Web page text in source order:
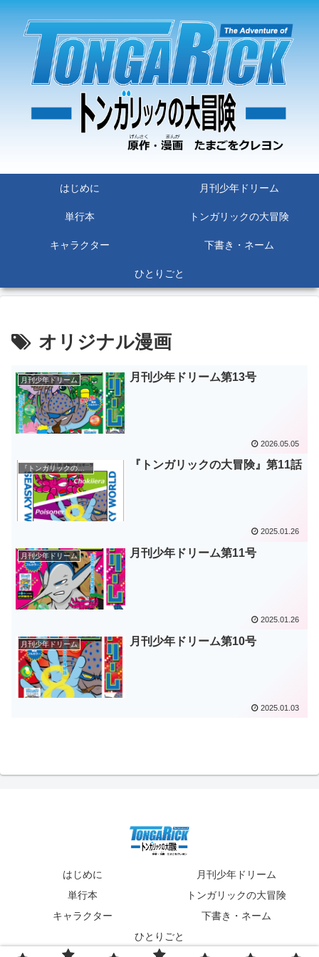
はじめに 月刊少年ドリーム
単行本 トンガリックの大冒険
キャラクター 下書き・ネーム
ひとりごと
オリジナル漫画
月刊少年ドリーム 月刊少年ドリーム第13号
2026.05.05
『トンガリックの大冒険』 『トンガリックの大冒険』第11話
2025.01.26
月刊少年ドリーム 月刊少年ドリーム第11号
2025.01.26
月刊少年ドリーム 月刊少年ドリーム第10号
2025.01.03
はじめに
月刊少年ドリーム
単行本
トンガリックの大冒険
キャラクター
下書き・ネーム
ひとりごと